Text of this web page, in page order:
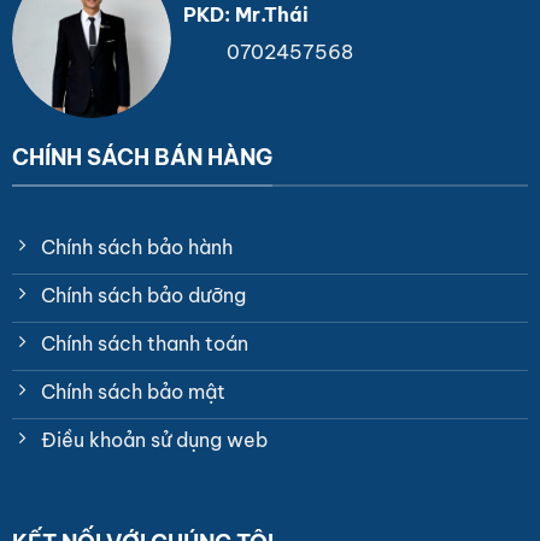
PKD: Mr.Thái
0702457568
CHÍNH SÁCH BÁN HÀNG
Chính sách bảo hành
Chính sách bảo dưỡng
Chính sách thanh toán
Chính sách bảo mật
Điều khoản sử dụng web